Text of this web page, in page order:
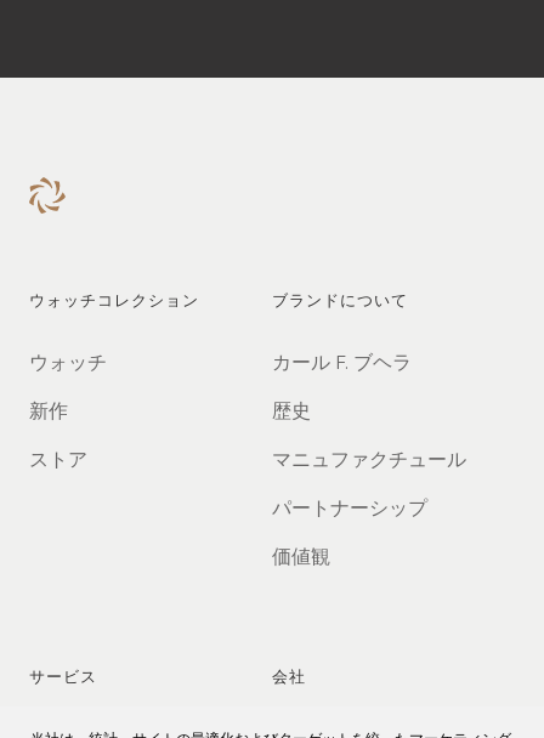
ウォッチコレクション
ウォッチ
新作
ストア
ブランドについて
カール F. ブヘラ
歴史
マニュファクチュール
パートナーシップ
価値観
サービス 会社